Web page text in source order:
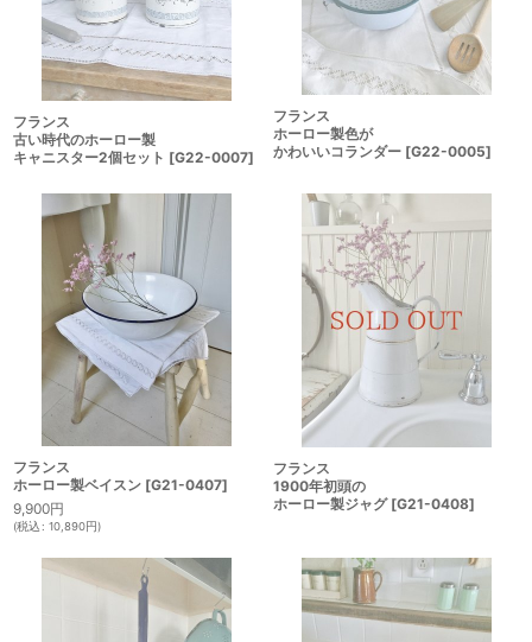
フランス
古い時代のホーロー製
キャニスター2個セット [G22-0007]
フランス
ホーロー製色が
かわいいコランダー [G22-0005]
フランス
ホーロー製ベイスン [G21-0407]
9,900円
(税込: 10,890円)
フランス
1900年初頭の
ホーロー製ジャグ [G21-0408]